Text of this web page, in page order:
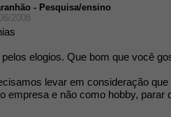
- Pesquisa/ensino
2008
elogios. Que bom que você
levar em consideração
empresa e não como hobby, parar